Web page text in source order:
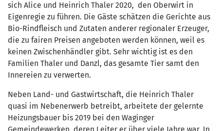
sich Alice und Heinrich Thaler 2020, den Oberwirt in
Eigenregie zu führen. Die Gäste schätzen die Gerichte aus
Bio-Rindfleisch und Zutaten anderer regionaler Erzeuger,
die zu fairen Preisen angeboten werden können, weil es
keinen Zwischenhändler gibt. Sehr wichtig ist es den
Familien Thaler und Danzl, das gesamte Tier samt den
Innereien zu verwerten.
Neben Land- und Gastwirtschaft, die Heinrich Thaler
quasi im Nebenerwerb betreibt, arbeitete der gelernte
Heizungsbauer bis 2019 bei den Waginger